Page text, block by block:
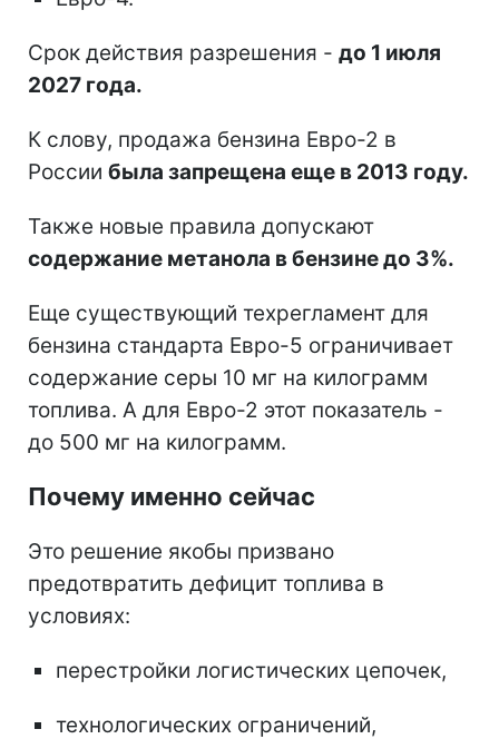
Срок действия разрешения - до 1 июля
2027 года.
К слову, продажа бензина Евро-2 в
России была запрещена еще в 2013 году.
Также новые правила допускают
содержание метанола в бензине до 3%.
Еще существующий техрегламент для
бензина стандарта Евро-5 ограничивает
содержание серы 10 мг на килограмм
топлива. А для Евро-2 этот показатель -
до 500 мг на килограмм.
Почему именно сейчас
Это решение якобы призвано
предотвратить дефицит топлива в
условиях:
перестройки логистических цепочек,
технологических ограничений,